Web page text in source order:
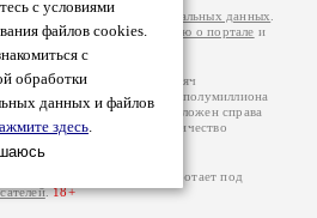
с условиями
файлов cookies.
с
обработки
данных и файлов
здесь.
Политики обработки персональных данных
более подробнуюинформацию о портале и
Проза.ру – порядка 100 тысяч
сумме просматривают более полумиллиона
который расположен справа
указано по две цифры: количество
2000-2026. Портал работает под
.18+